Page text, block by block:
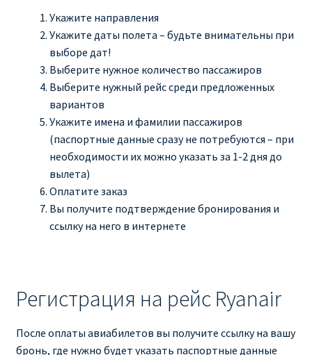
Укажите направления
Укажите даты полета – будьте внимательны при
выборе дат!
Выберите нужное количество пассажиров
Выберите нужный рейс среди предложенных
вариантов
Укажите имена и фамилии пассажиров
(паспортные данные сразу не потребуются – при
необходимости их можно указать за 1-2 дня до
вылета)
Оплатите заказ
Вы получите подтверждение бронирования и
ссылку на него в интернете
Регистрация на рейс Ryanair
После оплаты авиабилетов вы получите ссылку на вашу
бронь, где нужно будет указать паспортные данные